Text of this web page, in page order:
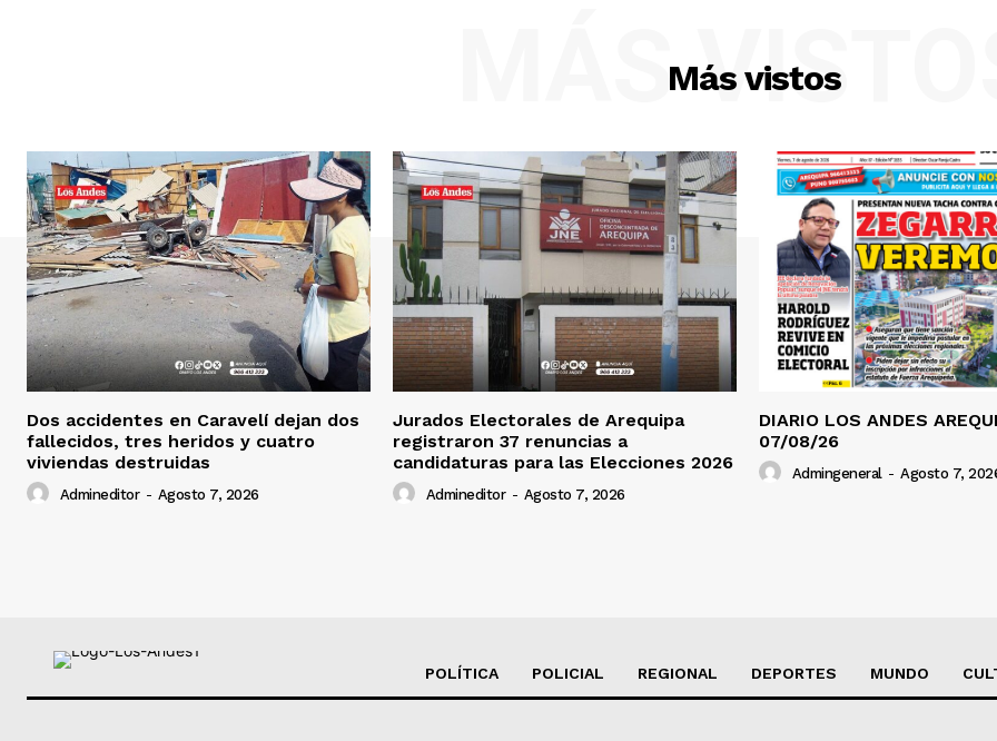
Más vistos
MÁS
Dos accidentes en Caravelí dejan dos
fallecidos, tres heridos y cuatro
viviendas destruidas
Admineditor - Agosto 7, 2026
Jurados Electorales de Arequipa
registraron 37 renuncias a
candidaturas para las Elecciones 2026
Admineditor - Agosto 7, 2026
DIARIO LOS ANDES
07/08/26
Admingeneral - Agosto 7,
POLÍTICA POLICIAL REGIONAL DEPORTES MUNDO